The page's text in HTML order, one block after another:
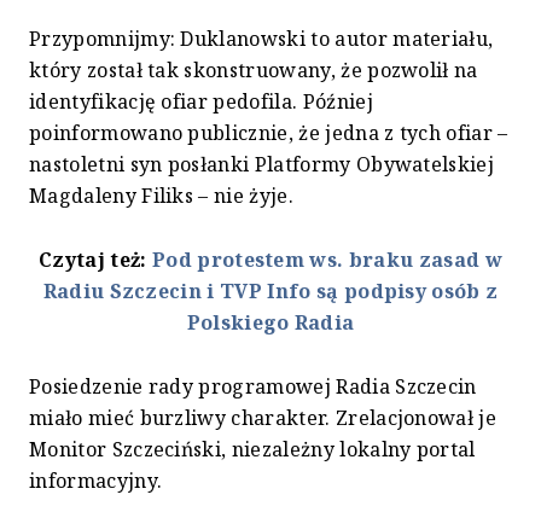
Przypomnijmy: Duklanowski to autor materiału,
który został tak skonstruowany, że pozwolił na
identyfikację ofiar pedofila. Później
poinformowano publicznie, że jedna z tych ofiar –
nastoletni syn posłanki Platformy Obywatelskiej
Magdaleny Filiks – nie żyje.
Czytaj też: Pod protestem ws. braku zasad w
Radiu Szczecin i TVP Info są podpisy osób z
Polskiego Radia
Posiedzenie rady programowej Radia Szczecin
miało mieć burzliwy charakter. Zrelacjonował je
Monitor Szczeciński, niezależny lokalny portal
informacyjny.